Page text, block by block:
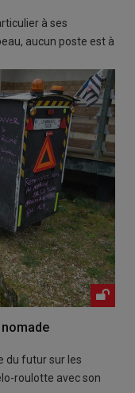
à ses
aucun poste est à
du futur sur les
roulotte avec son